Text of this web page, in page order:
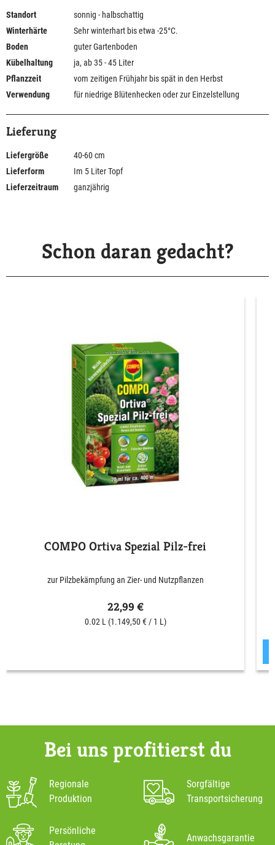
Standort
sonnig - halbschattig
Winterhärte
Sehr winterhart bis etwa -25°C.
Boden
guter Gartenboden
Kübelhaltung
ja, ab 35 - 45 Liter
Pflanzzeit
vom zeitigen Frühjahr bis spät in den Herbst
Verwendung
für niedrige Blütenhecken oder zur Einzelstellung
Lieferung
Liefergröße
40-60 cm
Lieferform
Im 5 Liter Topf
Lieferzeitraum
ganzjährig
Schon daran gedacht?
COMPO Ortiva Spezial Pilz-frei
zur Pilzbekämpfung an Zier- und Nutzpflanzen
22,99 €
0.02 L (1.149,50 € / 1 L)
Bei uns profitierst du
Regionale
Produktion
Sorgfältige
Transportsicherung
Persönliche
Anwachsgarantie